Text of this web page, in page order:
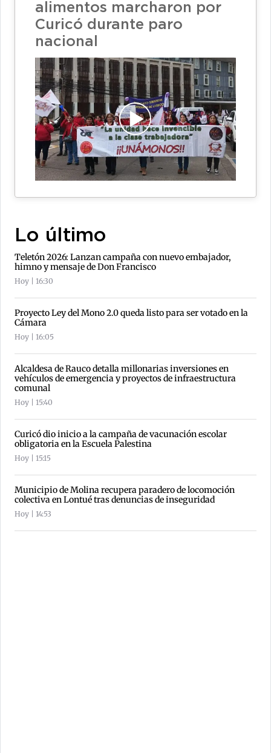
alimentos marcharon por
Curicó durante paro
nacional
Lo último
Teletón 2026: Lanzan campaña con nuevo embajador,
himno y mensaje de Don Francisco
Hoy | 16:30
Proyecto Ley del Mono 2.0 queda listo para ser votado en la
Cámara
Hoy | 16:05
Alcaldesa de Rauco detalla millonarias inversiones en
vehículos de emergencia y proyectos de infraestructura
comunal
Hoy | 15:40
Curicó dio inicio a la campaña de vacunación escolar
obligatoria en la Escuela Palestina
Hoy | 15:15
Municipio de Molina recupera paradero de locomoción
colectiva en Lontué tras denuncias de inseguridad
Hoy | 14:53